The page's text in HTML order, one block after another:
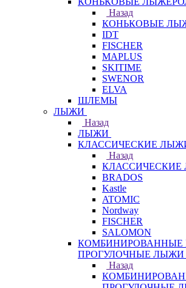
Назад
КОНЬКОВЫЕ
IDT
FISCHER
MAPLUS
SKITIME
SWENOR
ELVA
ШЛЕМЫ
ЛЫЖИ
Назад
ЛЫЖИ
КЛАССИЧЕСКИЕ
Назад
BRADOS
Kastle
ATOMIC
Nordway
FISCHER
SALOMON
КОМБИНИРОВАННЫЕ
ПРОГУЛОЧНЫЕ ЛЫЖИ
Назад